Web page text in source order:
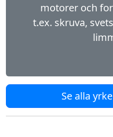
motorer och
t.ex. skruva,
Se alla